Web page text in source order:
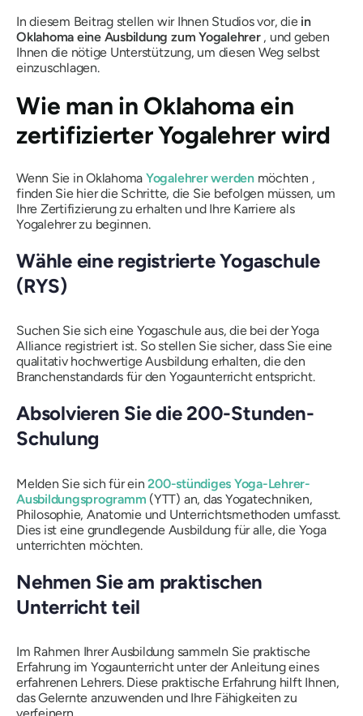
In diesem Beitrag stellen wir Ihnen Studios vor, die in
Oklahoma eine Ausbildung zum Yogalehrer, und geben
Ihnen die nötige Unterstützung, um diesen Weg selbst
einzuschlagen.
Wie man in Oklahoma ein
zertifizierter Yogalehrer wird
Wenn Sie in Oklahoma Yogalehrer werdenmöchten ,
finden Sie hier die Schritte, die Sie befolgen müssen, um
Ihre Zertifizierung zu erhalten und Ihre Karriere als
Yogalehrer zu beginnen.
Wähle eine registrierte Yogaschule
(RYS)
Suchen Sie sich eine Yogaschule aus, die bei der Yoga
Alliance registriert ist. So stellen Sie sicher, dass Sie eine
qualitativ hochwertige Ausbildung erhalten, die den
Branchenstandards für den Yogaunterricht entspricht.
Absolvieren Sie die 200-Stunden-
Schulung
Melden Sie sich für ein200-stündiges Yoga-Lehrer-
Ausbildungsprogramm (YTT) an, das Yogatechniken,
Philosophie, Anatomie und Unterrichtsmethoden umfasst.
Dies ist eine grundlegende Ausbildung für alle, die Yoga
unterrichten möchten.
Nehmen Sie am praktischen
Unterricht teil
Im Rahmen Ihrer Ausbildung sammeln Sie praktische
Erfahrung im Yogaunterricht unter der Anleitung eines
erfahrenen Lehrers. Diese praktische Erfahrung hilft Ihnen,
das Gelernte anzuwenden und Ihre Fähigkeiten zu